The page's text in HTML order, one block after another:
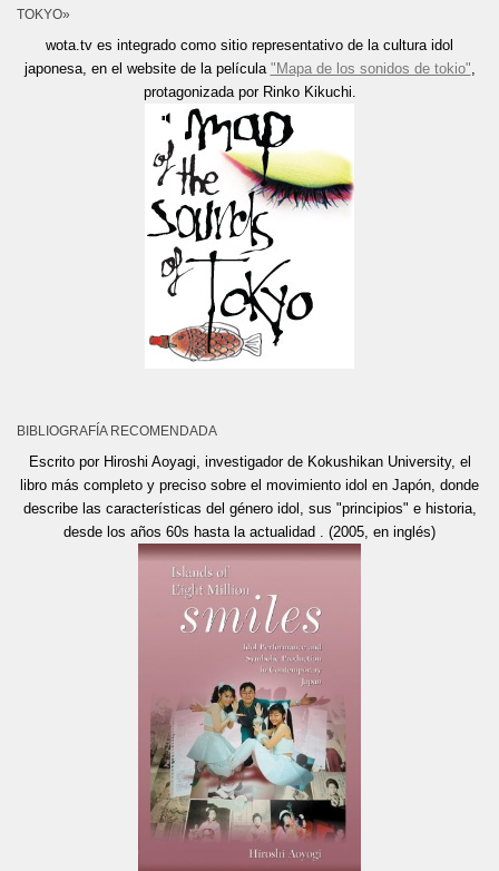
TOKYO»
wota.tv es integrado como sitio representativo de la cultura idol
japonesa, en el website de la película "Mapa de los sonidos de tokio"
protagonizada por Rinko Kikuchi.
BIBLIOGRAFÍA RECOMENDADA
Escrito por Hiroshi Aoyagi, investigador de Kokushikan University, el
libro más completo y preciso sobre el movimiento idol en Japón, donde
describe las características del género idol, sus "principios" e historia,
desde los años 60s hasta la actualidad . (2005, en inglés)